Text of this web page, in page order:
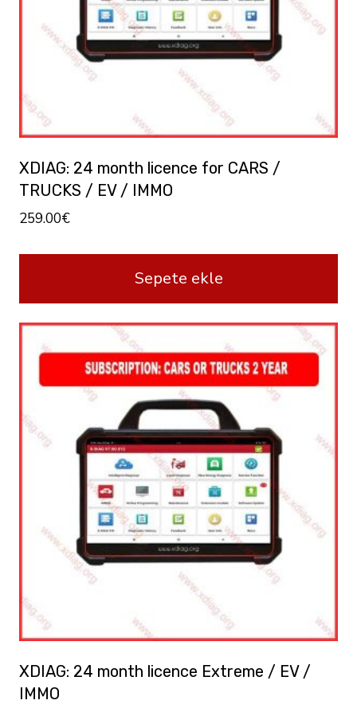
XDIAG: 24 month licence for CARS /
TRUCKS / EV / IMMO
259.00€
Sepete ekle
XDIAG: 24 month licence Extreme / EV /
IMMO